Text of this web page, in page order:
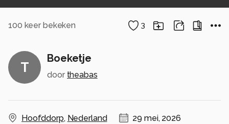
100 keer bekeken 3
T
Boeketje
door theabas
Hoofddorp, Nederland 29 mei, 2026